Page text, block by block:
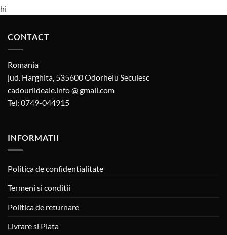
hi
CONTACT
Romania
jud. Harghita, 535600 Odorheiu Secuiesc
cadouriideale.info @ gmail.com
Tel: 0749-044915
INFORMATII
Politica de confidentialitate
Termeni si conditii
Politica de returnare
Livrare si Plata